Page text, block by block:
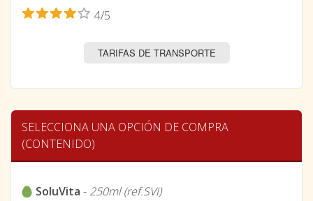
4/5
TARIFAS DE TRANSPORTE
SELECCIONA UNA OPCIÓN DE COMPRA
(CONTENIDO)
SoluVita - 250ml (ref.SVI)